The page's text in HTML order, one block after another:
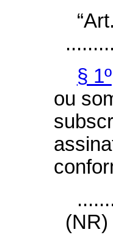
§ 1º
ou
(NR)